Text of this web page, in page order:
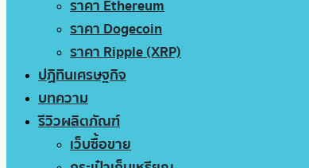
ราคา Ethereum
ราคา Dogecoin
ราคา Ripple (XRP)
ปฏิทินเศรษฐกิจ
บทความ
รีวิวผลิตภัณฑ์
เว็บซื้อขาย